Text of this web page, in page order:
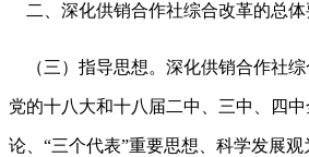
二、深化供销合作社综合改革的总
（三）指导思想。深化供销合作社
党的十八大和十八届二中、三中、四
论、 “三个代表”重要思想、科学发展